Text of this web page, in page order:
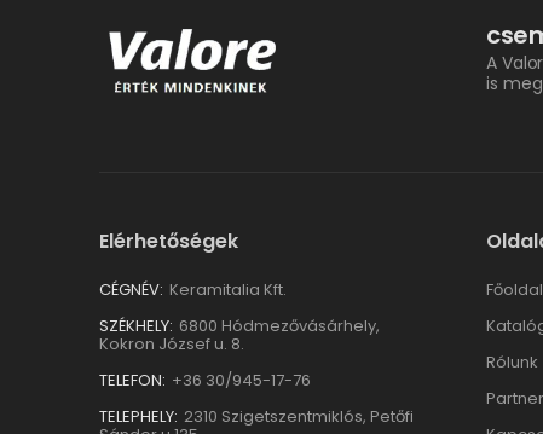
A
is
Elérhetőségek
CÉGNÉV: Keramitalia Kft.
SZÉKHELY: 6800 Hódmezővásárhely,
Kokron József u. 8.
TELEFON: +36 30/945-17-76
TELEPHELY: 2310 Szigetszentmiklós, Petőfi
Főoldal
Rólunk